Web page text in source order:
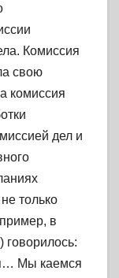
Комиссия
свою
комиссия
дел и
только
в
Мы каемся